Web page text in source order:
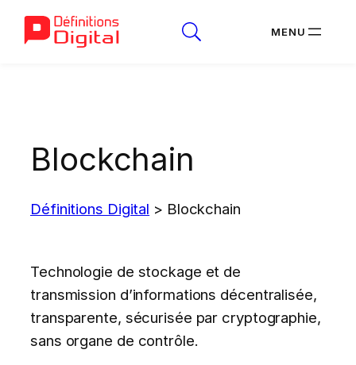
Blockchain
Définitions Digital > Blockchain
Technologie de stockage et de
transmission d’informations décentralisée,
transparente, sécurisée par cryptographie,
sans organe de contrôle.